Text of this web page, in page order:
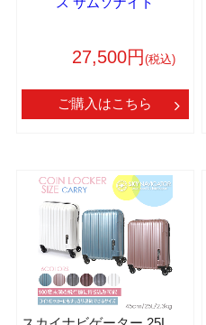
27,500円 (税込)
ご購入はこちら